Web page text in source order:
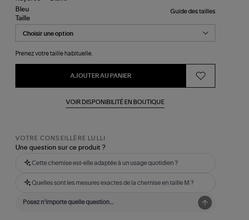
Guide des tailles
Taille
Prenez votre taille habituelle.
AJOUTER AU PANIER
VOIR DISPONIBILITÉ EN BOUTIQUE
VOTRE CONSEILLÈRE LULLI
Une question sur ce produit ?
Cette chemise est-elle adaptée à un usage quotidien ?
Quelles sont les mesures exactes de la chemise en taille M ?